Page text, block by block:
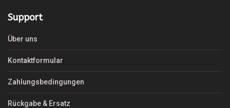
Support
Über uns
Kontaktformular
Zahlungsbedingungen
Rückgabe & Ersatz